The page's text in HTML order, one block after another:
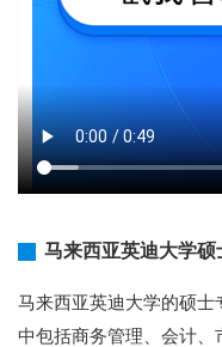
马来西亚英迪大学硕
马来西亚英迪大学的硕
中包括商务管理、会计、